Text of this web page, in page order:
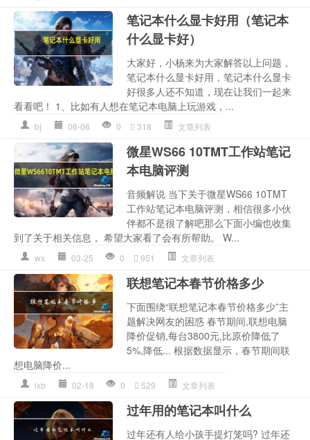
笔记本什么显卡好用（笔记本
什么显卡好）
大家好，小杨来为大家解答以上问题，
笔记本什么显卡好用，笔记本什么显卡
好很多人还不知道，现在让我们一起来
看看吧！ 1、比如有人想在笔记本电脑上玩游戏，...
bj 06-06 0 318 文章列表
微星WS66 10TMT工作站笔记
本电脑评测
音频解说 当下关于微星WS66 10TMT
工作站笔记本电脑评测，相信很多小伙
伴都不是很了解吧那么下面小编也收集
到了关于相关信息， 希望大家看了会有所帮助。 W...
wx 03-25 0 951 文章列表
联想笔记本春节价格多少
下面围绕“联想笔记本春节价格多少”主
题解决网友的困惑 春节期间,联想电脑
降价促销,每台3800元,比原价降低了
5%,降低... 根据数据显示，春节期间联
想电脑降价...
lxb 02-18 0 529 文章列表
过年用的笔记本叫什么
过年还有人给小孩手提灯笼吗? 过年还